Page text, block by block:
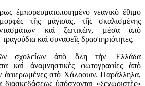
ἐμπορευματοποιημένο νεανικὸ ἔθιμο
τῆς μάγισας, τῆς σκαλισμένης
καὶ ξωτικῶν, μέσα ἀπὸ
τραγούδια καὶ συναφεῖς δραστηριότητες.
σχολείων ἀπὸ ὅλη τὴν Ἑλλάδα
καὶ ἀναμνηστικὲς φωτογραφίες ἀπὸ
ἀφιερωμένες στὸ Χάλοουιν. Παράλληλα,
ὑπόσχονται «ξεχωριστὲς»